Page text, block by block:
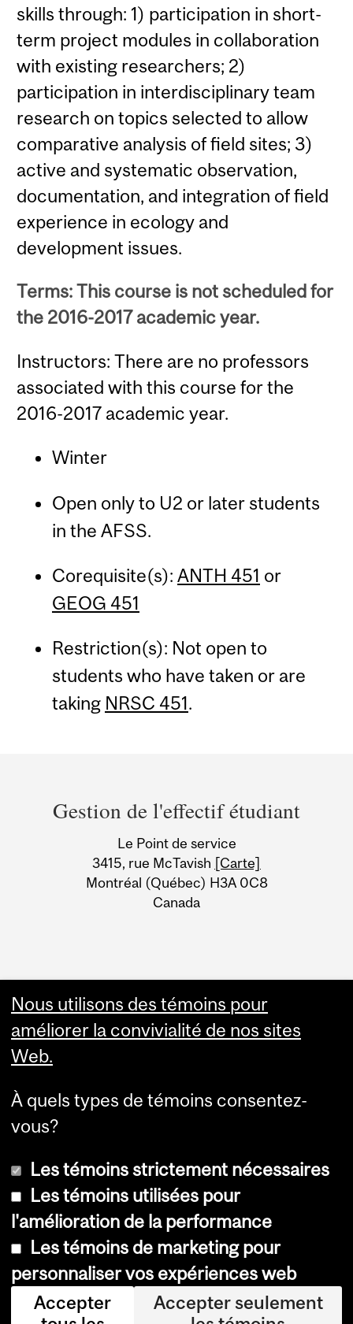
skills through: 1) participation in short-
term project modules in collaboration
with existing researchers; 2)
participation in interdisciplinary team
research on topics selected to allow
comparative analysis of field sites; 3)
active and systematic observation,
documentation, and integration of field
experience in ecology and
development issues.
Terms: This course is not scheduled for
the 2016-2017 academic year.
Instructors: There are no professors
associated with this course for the
2016-2017 academic year.
Winter
Open only to U2 or later students
in the AFSS.
Corequisite(s): ANTH 451 or
GEOG 451
Restriction(s): Not open to
students who have taken or are
taking NRSC 451.
and
University
Information
Gestion de l'effectif étudiant
Le Point de service
3415, rue McTavish [Carte]
Montréal (Québec) H3A 0C8
Canada
© Université McGill, 2026
Accessibilité
Avis sur les témoins
Paramètres des témoins
Nous utilisons des témoins pour
améliorer la convivialité de nos sites
Web.
À quels types de témoins consentez-
vous?
Les témoins strictement nécessaires
Les témoins utilisées pour
l'amélioration de la performance
Les témoins de marketing pour
personnaliser vos expériences web
Accepter
Accepter seulement